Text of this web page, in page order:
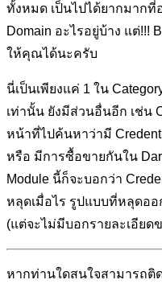
ทั้งหมด เป็นไปได้ยากมากที่
Domain อะไรอยู่บ้าง แต่!!!
ให้คุณได้นะครับ
นี่เป็นเพียงแค่ 1 ใน
เท่านั้น ยังมีส่วนอื่นอีก เช่น
หน้าที่ไปค้นหาว่ามี
หรือ มีการซื้อขายกันใน
Module นี้ก็จะบอกว่า
หลุดเมื่อไร รูปแบบที่หลุดออ
(แต่จะไม่มีบอกรายละเอียด
หากท่านใดสนใจสามารถติ